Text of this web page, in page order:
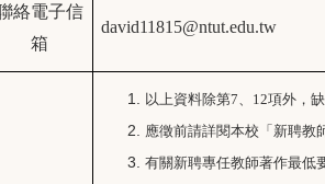
絡電子信
箱
david11815@ntut.edu.tw
以上資料除第7、12項外，
應徵前請詳閱本校「新聘教
有關新聘專任教師著作最低